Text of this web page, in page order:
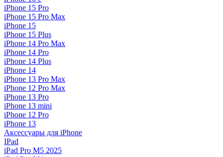
iPhone 15 Pro
iPhone 15 Pro Max
iPhone 15
iPhone 15 Plus
iPhone 14 Pro Max
iPhone 14 Pro
iPhone 14 Plus
iPhone 14
iPhone 13 Pro Max
iPhone 12 Pro Max
iPhone 13 Pro
iPhone 13 mini
iPhone 12 Pro
iPhone 13
Аксессуары для iPhone
IPad
iPad Pro M5 2025